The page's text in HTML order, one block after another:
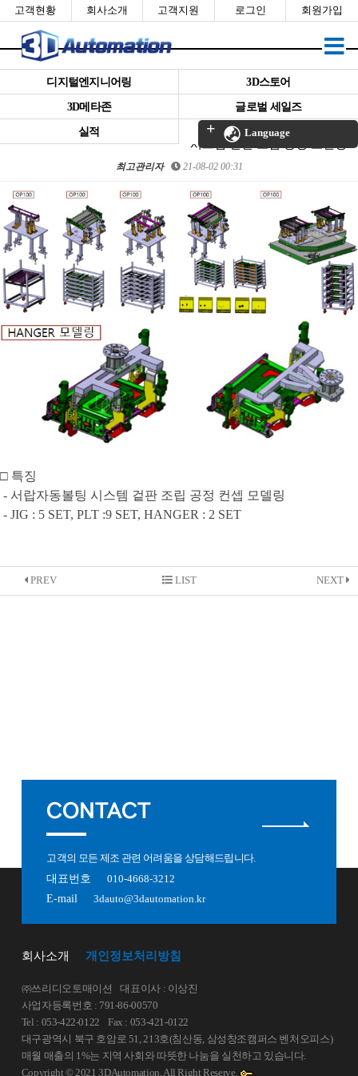
Language
고객현황 회사소개 고객지원 로그인 회원가입
디지털엔지니어링
3D스토어
3D메타존
글로벌 세일즈
실적
[3DA-01000801] 서랍 자동볼팅
시스템 겉판 조립 공정 모델링
최고관리자 21-08-02 00:31
본문
□ 특징
- 서랍자동볼팅 시스템 겉판 조립 공정 컨셉 모델링
- JIG : 5 SET, PLT :9 SET, HANGER : 2 SET
PREV NEXT
LIST
CONTACT
고객의 모든 제조 관련 어려움을 상담해드립니다.
대표번호 010-4668-3212
E-mail 3dauto@3dautomation.kr
회사소개 개인정보처리방침
㈜쓰리디오토매이션
대표이사 : 이상진
사업자등록번호 : 791-86-00570
Tel : 053-422-0122
Fax : 053-421-0122
대구광역시 북구 호암로 51, 213호(침산동, 삼성창조캠퍼스 벤처오피스)
매월 매출의 1%는 지역 사회와 따뜻한 나눔을 실천하고 있습니다.
Copyright © 2021 3DAutomation, All Right Reserve.